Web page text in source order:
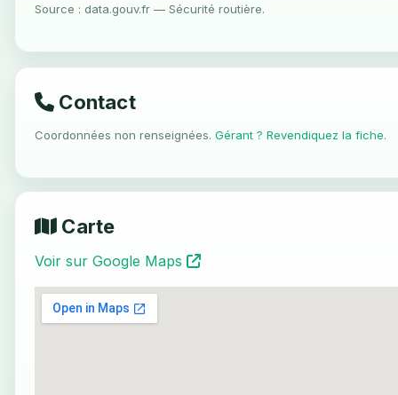
Source : data.gouv.fr — Sécurité routière.
Contact
Coordonnées non renseignées. Gérant ? Revendiquez la fiche.
Carte
Voir sur Google Maps